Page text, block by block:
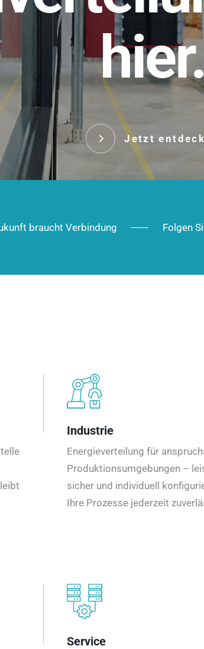
Jetzt
Robust im Alltag,
im Ausbau.
braucht Verbindung Folgen
Industrie
Energieverteilung für
Produktionsumgebungen –
sicher und individuell
Ihre Prozesse jederzeit
Service